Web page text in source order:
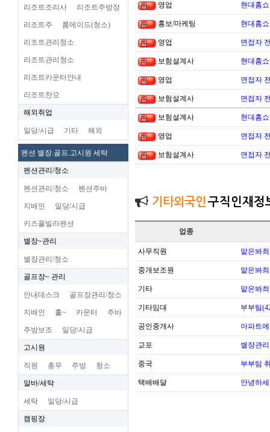
리조트조리사 리조트주방장
리조트주 룸메이드(청소)
리조트관리청소
리조트관리청소
리조트카운터안내
리조트찬모
해외취업
일당/시급 기타 해외
펜션 별장.골프.고시원 세탁
펜션관리/청소
펜션관리/청소 펜션주바
지배인 일당/시급
키즈풀빌라펜션
별장~관리
별장관리/청소
골프장~ 관리
안내데스크 골프장관리/청소
지배인 홀~ 카운터 주바
주방보조 일당/시급
고시원
직원 총무 주방 청소
알바/세탁
세탁 일당/시급
캠핑장
영업 현대홈
홍보/마케팅 현대홈
영업 면접자
보험설계사 현대홈
영업 면접자
보험설계사 면접자
보험설계사 현대홈
영업 면접자
보험설계사 면접자
기타외국인 구직인재정
업종
사무직원 맡은봐
중개보조원 맡은봐
기타 맡은봐
기타임대 부부팀
공인중개사 아파트
교포 별장관
중국 부부팀
택배배달 안녕하